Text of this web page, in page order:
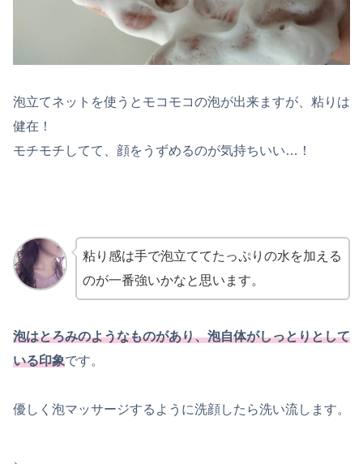
泡立てネットを使うとモコモコの泡が出来ますが、粘りは
健在！
モチモチしてて、顔をうずめるのが気持ちいい…！
粘り感は手で泡立ててたっぷりの水を加える
のが一番強いかなと思います。
泡はとろみのようなものがあり、泡自体がしっとりとして
いる印象です。
優しく泡マッサージするように洗顔したら洗い流します。